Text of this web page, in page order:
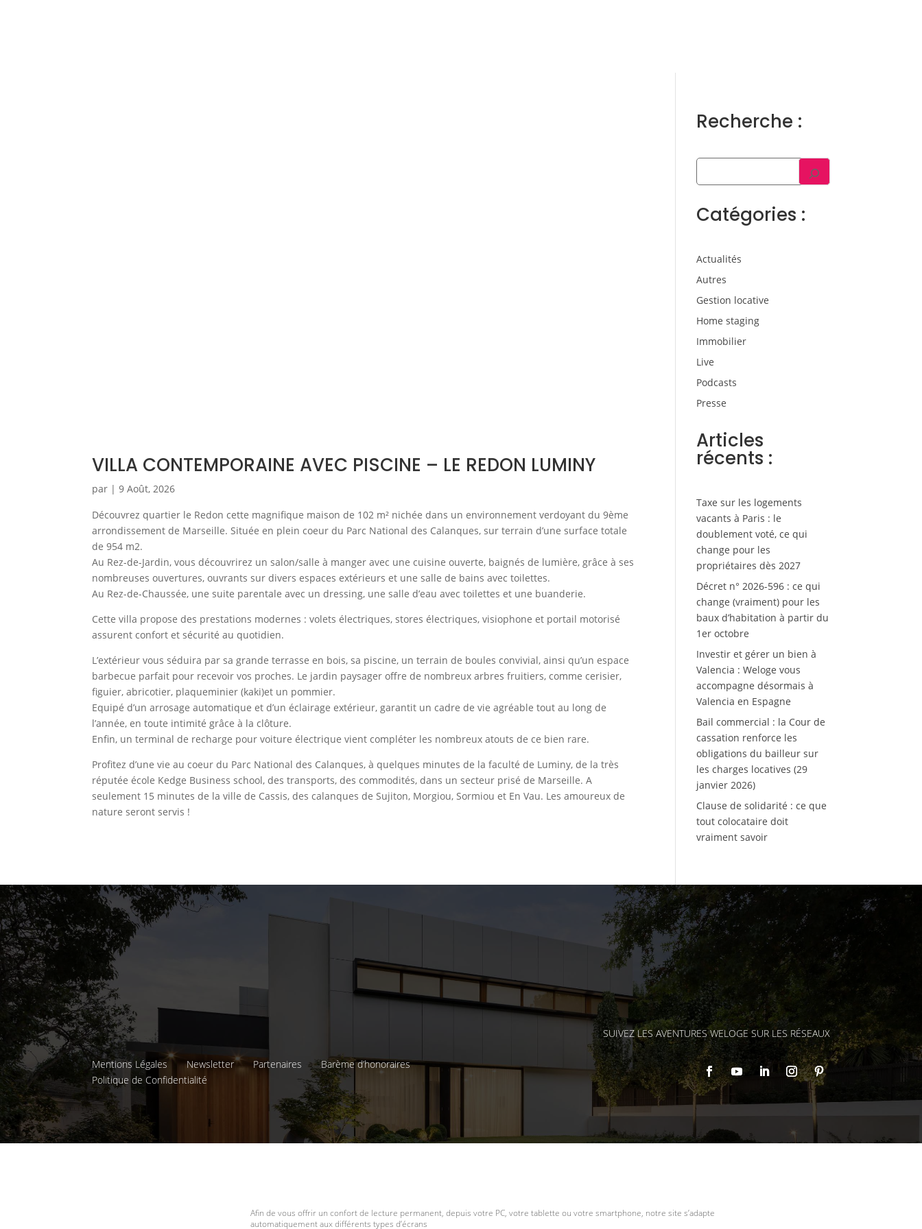
VILLA CONTEMPORAINE AVEC PISCINE – LE REDON LUMINY
par |9 Août, 2026
Découvrez quartier le Redon cette magnifique maison de 102 m² nichée dans un environnement verdoyant du 9ème
arrondissement de Marseille. Située en plein coeur du Parc National des Calanques, sur terrain d’une surface totale
de 954 m2.
Au Rez-de-Jardin, vous découvrirez un salon/salle à manger avec une cuisine ouverte, baignés de lumière, grâce à ses
nombreuses ouvertures, ouvrants sur divers espaces extérieurs et une salle de bains avec toilettes.
Au Rez-de-Chaussée, une suite parentale avec un dressing, une salle d’eau avec toilettes et une buanderie.
Cette villa propose des prestations modernes : volets électriques, stores électriques, visiophone et portail motorisé
assurent confort et sécurité au quotidien.
L’extérieur vous séduira par sa grande terrasse en bois, sa piscine, un terrain de boules convivial, ainsi qu’un espace
barbecue parfait pour recevoir vos proches. Le jardin paysager offre de nombreux arbres fruitiers, comme cerisier,
figuier, abricotier, plaqueminier (kaki)et un pommier.
Equipé d’un arrosage automatique et d’un éclairage extérieur, garantit un cadre de vie agréable tout au long de
l’année, en toute intimité grâce à la clôture.
Enfin, un terminal de recharge pour voiture électrique vient compléter les nombreux atouts de ce bien rare.
Profitez d’une vie au coeur du Parc National des Calanques, à quelques minutes de la faculté de Luminy, de la très
réputée école Kedge Business school, des transports, des commodités, dans un secteur prisé de Marseille. A
seulement 15 minutes de la ville de Cassis, des calanques de Sujiton, Morgiou, Sormiou et En Vau. Les amoureux de
nature seront servis !
Recherche :
Catégories :
Actualités
Autres
Gestion locative
Home staging
Immobilier
Live
Podcasts
Presse
Articles
récents :
Taxe sur les logements
vacants à Paris : le
doublement voté, ce qui
change pour les
propriétaires dès 2027
Décret n° 2026-596 : ce qui
change (vraiment) pour les
baux d’habitation à partir du
1er octobre
Investir et gérer un bien à
Valencia : Weloge vous
accompagne désormais à
Valencia en Espagne
Bail commercial : la Cour de
cassation renforce les
obligations du bailleur sur
les charges locatives (29
janvier 2026)
Clause de solidarité : ce que
tout colocataire doit
vraiment savoir
Mentions Légales Newsletter Partenaires
Barème d’honoraires
Politique de Confidentialité
SUIVEZ LES AVENTURES WELOGE SUR LES RÉSEAUX
Afin de vous offrir un confort de lecture permanent, depuis votre PC, votre tablette ou votre smartphone, notre site s’adapte
automatiquement aux différents types d’écrans